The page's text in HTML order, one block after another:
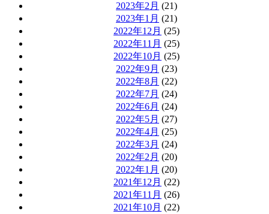
2023年2月 (21)
2023年1月 (21)
2022年12月 (25)
2022年11月 (25)
2022年10月 (25)
2022年9月 (23)
2022年8月 (22)
2022年7月 (24)
2022年6月 (24)
2022年5月 (27)
2022年4月 (25)
2022年3月 (24)
2022年2月 (20)
2022年1月 (20)
2021年12月 (22)
2021年11月 (26)
2021年10月 (22)